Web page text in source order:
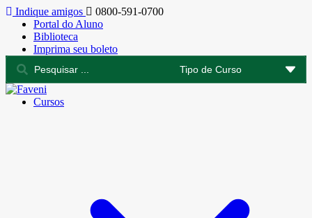
Indique amigos
0800-591-0700
Portal do Aluno
Biblioteca
Imprima seu boleto
Cursos